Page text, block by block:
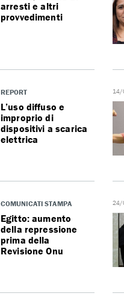
arresti e altri
provvedimenti
REPORT
L’uso diffuso e
improprio di
dispositivi a scarica
elettrica
14/
COMUNICATI STAMPA
Egitto: aumento
della repressione
prima della
Revisione Onu
24/